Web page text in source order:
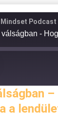
Podcast
–
a